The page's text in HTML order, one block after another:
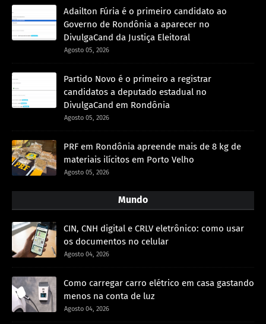
Adailton Fúria é o primeiro candidato ao
Governo de Rondônia a aparecer no
DivulgaCand da Justiça Eleitoral
Agosto 05, 2026
Partido Novo é o primeiro a registrar
candidatos a deputado estadual no
DivulgaCand em Rondônia
Agosto 05, 2026
PRF em Rondônia apreende mais de 8 kg de
materiais ilícitos em Porto Velho
Agosto 05, 2026
Mundo
CIN, CNH digital e CRLV eletrônico: como usar
os documentos no celular
Agosto 04, 2026
Como carregar carro elétrico em casa gastando
menos na conta de luz
Agosto 04, 2026